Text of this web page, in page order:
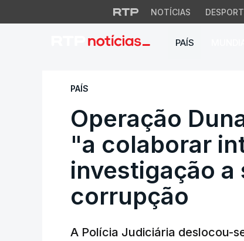
NOTÍCIAS
PAÍS
Operação
PAÍS
Operação
"a colaborar
investigação a
corrupção
A Polícia Judiciária deslocou-